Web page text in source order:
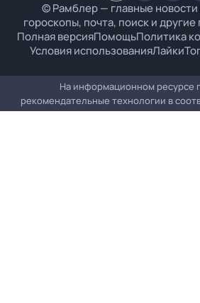
© Рамблер — главные
гороскопы, почта, поиск и
Полная версияПомощьПолитика
Условия использованияЛайки
На информационном ресурсе
рекомендательные технологии в